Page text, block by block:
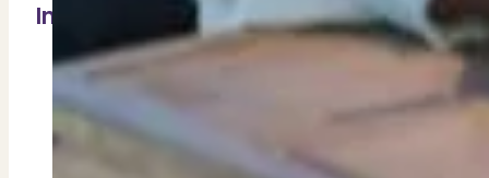
Inhoudsopgave
“Alle lichten staan op groen voor verkopers”